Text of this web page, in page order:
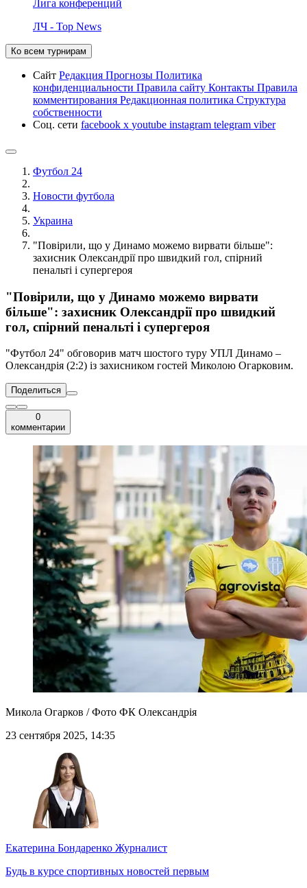
Лига конференций
ЛЧ - Top News
Ко всем турнирам
Сайт Редакция Прогнозы Политика
конфиденциальности Правила сайту Контакты Правила
комментирования Редакционная политика Структура
собственности
Соц. сети facebook x youtube instagram telegram viber
Футбол 24
Новости футбола
Украина
"Повірили, що у Динамо можемо вирвати більше":
захисник Олександрії про швидкий гол, спірний
пенальті і супергероя
"Повірили, що у Динамо можемо вирвати
більше": захисник Олександрії про швидкий
гол, спірний пенальті і супергероя
"Футбол 24" обговорив матч шостого туру УПЛ Динамо –
Олександрія (2:2) із захисником гостей Миколою Огарковим.
Поделиться
0
комментарии
Микола Огарков / Фото ФК Олександрія
23 сентября 2025, 14:35
Екатерина Бондаренко Журналист
Будь в курсе спортивных новостей первым